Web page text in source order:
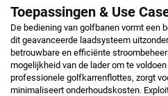
Toepassingen & Use
De bediening van golfbanen vormt een
dit geavanceerde laadsysteem
betrouwbare en efficiënte
mogelijkheid van de lader om te
professionele golfkarrenflottes, zorgt
minimaliseert onderhoudskosten.